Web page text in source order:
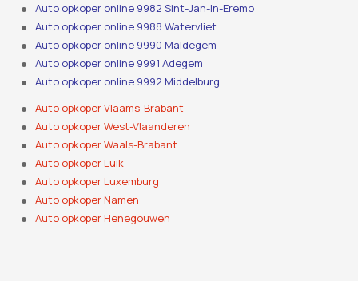
Auto opkoper online 9982 Sint-Jan-In-Eremo
Auto opkoper online 9988 Watervliet
Auto opkoper online 9990 Maldegem
Auto opkoper online 9991 Adegem
Auto opkoper online 9992 Middelburg
Auto opkoper Vlaams-Brabant
Auto opkoper West-Vlaanderen
Auto opkoper Waals-Brabant
Auto opkoper Luik
Auto opkoper Luxemburg
Auto opkoper Namen
Auto opkoper Henegouwen